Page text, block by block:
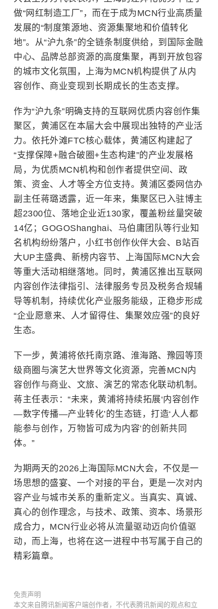
做“网红制造工厂”，而在于成为MCN行业高质量
发展的“制度策源地、资源集聚地和价值转化
地”。从“沪九条”的全链条制度供给，到国际金融
中心、品牌总部资源的高度集聚，再到开放包容
的城市文化氛围，上海为MCN机构提供了从内
容创作、商业变现到长期成长的生态支撑。
作为“沪九条”明确支持的互联网优质内容创作集
聚区，黄浦区在本届大会中展现出独特的产业活
力。依托外滩FTC核心载体，黄浦区构建起了
“支撑保障+融合破圈+生态构建”的产业发展格
局，为优质MCN机构和创作者提供空间、政
策、资金、人才等全方位支持。黄浦区委网信办
副主任蒋璐透露，近一年来，集聚区已入驻博主
超2300位、落地企业近130家，覆盖粉丝量突破
14亿；GOGOShanghai、马伯庸团队等行业知
名机构纷纷落户，小红书创作伙伴大会、B站百
大UP主盛典、新榜内容节、上海国际MCN大会
等重大活动相继落地。同时，黄浦区推出互联网
内容创作法律指引、法律服务专员及税务合规辅
导等机制，持续优化产业服务能级，正稳步形成
“企业愿意来、人才留得住、集聚效应强”的良好
生态。
下一步，黄浦将依托南京路、淮海路、豫园等顶
级商圈与演艺大世界等文化资源，完善MCN内
容创作与商业、文旅、演艺的常态化联动机制。
蒋主任表示：“未来，黄浦将持续拓展‘内容创作
—数字传播—产业转化’的生态链，打造‘人人都
能参与创作，万物皆可成为内容’的创新共同
体。”
为期两天的2026上海国际MCN大会，不仅是一
场思想的盛宴、一个对接的平台，更是一次对内
容产业与城市关系的重新定义。当真实、真诚、
真心的创作理念，与技术、政策、资本、场景形
成合力，MCN行业必将从流量驱动迈向价值驱
动，而上海，也将在这一进程中书写属于自己的
精彩篇章。
免责声明
本文来自腾讯新闻客户端创作者，不代表腾讯新闻的观点和立